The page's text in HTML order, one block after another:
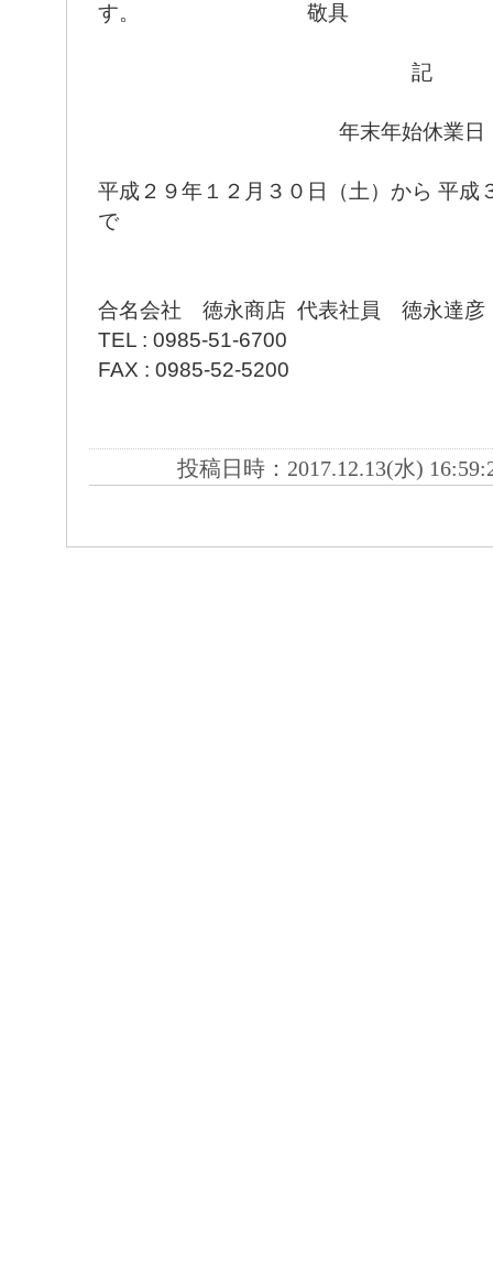
す。 敬具
記
年末年始休業日
平成２９年１２月３０日（土）から 平成
で
合名会社 徳永商店 代表社員 徳永達彦
TEL : 0985-51-6700
FAX : 0985-52-5200
投稿日時：2017.12.13(水)